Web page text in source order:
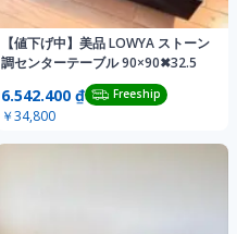
【値下げ中】美品 LOWYA ストーン
調センターテーブル 90×90✖32.5
6.542.400 ₫ Freeship
￥34,800